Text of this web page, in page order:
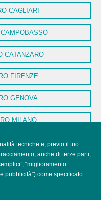
CAGLIARI
CATANZARO
FIRENZE
GENOVA
MILANO
NAPOLI
PALERMO
tecniche e, previo il tuo
anche di terze parti,
“miglioramento
pubblicità”) come specificato